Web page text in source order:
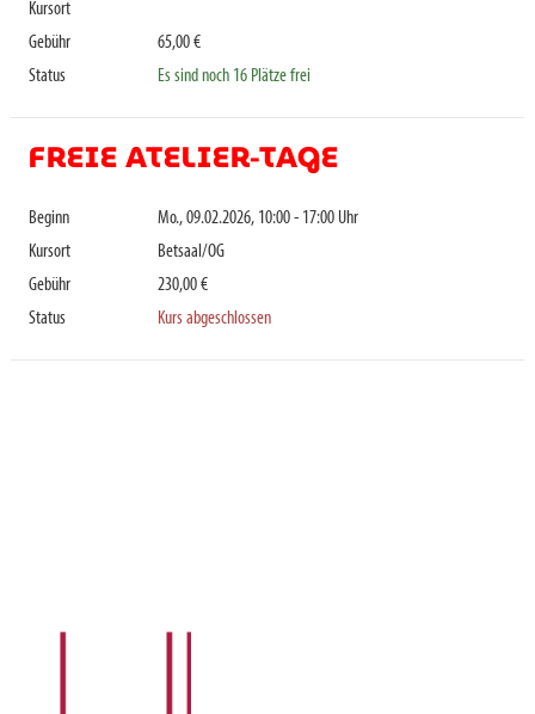
Kursort
Gebühr
65,00 €
Status
Es sind noch 16 Plätze frei
FREIE ATELIER-TAGE
Beginn
Mo., 09.02.2026, 10:00 - 17:00 Uhr
Kursort
Betsaal/OG
Gebühr
230,00 €
Status
Kurs abgeschlossen